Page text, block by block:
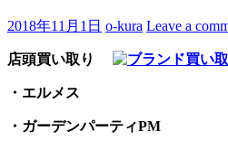
2018年11月1日 o-kura Leave a
店頭買い取り
・エルメス
・ガーデンパーティPM